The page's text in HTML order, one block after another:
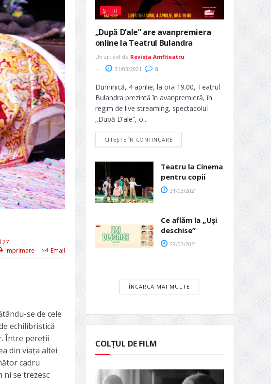
27
Imprimare Email
se de cele
echilibristică
Între pereții
din viața altei
cadru
ni se trezesc
ȘTIRI
„După D’ale” are avanpremiera
online la Teatrul Bulandra
Un articol de Revista Amfiteatru
31/03/2021
0
Duminică, 4 aprilie, la ora 19.00, Teatrul
Bulandra prezintă în avanpremieră, în
regim de live streaming, spectacolul
„După D’ale”, o...
CITEȘTE ÎN CONTINUARE
Teatru la Cinema
pentru copii
31/03/2021
Ce aflăm la „Uși
deschise”
29/03/2021
ÎNCARCĂ MAI MULTE
COLȚUL DE FILM